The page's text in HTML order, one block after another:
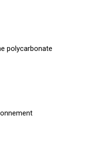
polycarbonate